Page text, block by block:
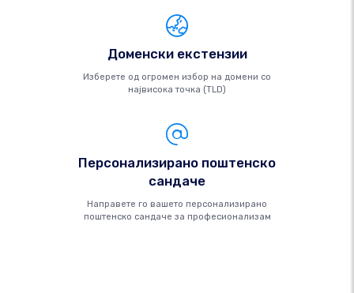
Доменски екстензии
Изберете од огромен избор на домени со
највисока точка (TLD)
Персонализирано поштенско
сандаче
Направете го вашето персонализирано
поштенско сандаче за професионализам